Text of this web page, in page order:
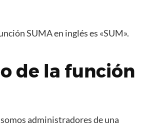
SUMA en inglés es «SUM».
de la función
administradores de una